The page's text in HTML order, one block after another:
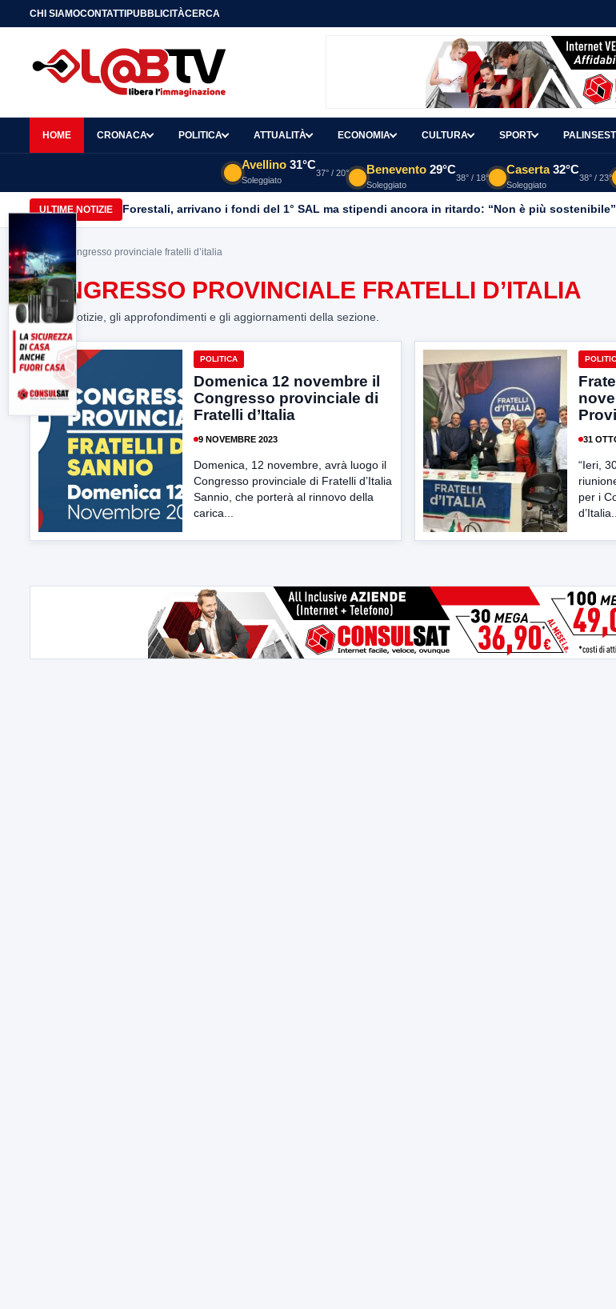
CHI SIAMOCONTATTIPUBBLICITÀCERCA
HOME CRONACA POLITICA ATTUALITÀ ECONOMIA CULTURA SPORT
Avellino 31°C
Soleggiato
37° / 20° Benevento 29°C
Soleggiato
38° / 18°
Caserta 32°C
Soleggiato
38° / 23°
ULTIME NOTIZIE Forestali, arrivano i fondi del 1° SAL ma stipendi ancora in ritardo: “Non è più sostenibile”
Home> congresso provinciale fratelli d’italia
CONGRESSO PROVINCIALE FRATELLI D’ITALIA
Tutte le notizie, gli approfondimenti e gli aggiornamenti della sezione.
POLITICA
Domenica 12 novembre il
Congresso provinciale di
Fratelli d’Italia
9 NOVEMBRE 2023
Domenica, 12 novembre, avrà luogo il
Congresso provinciale di Fratelli d’Italia
Sannio, che porterà al rinnovo della
carica...
31
“Ieri,
per i
d’Italia...